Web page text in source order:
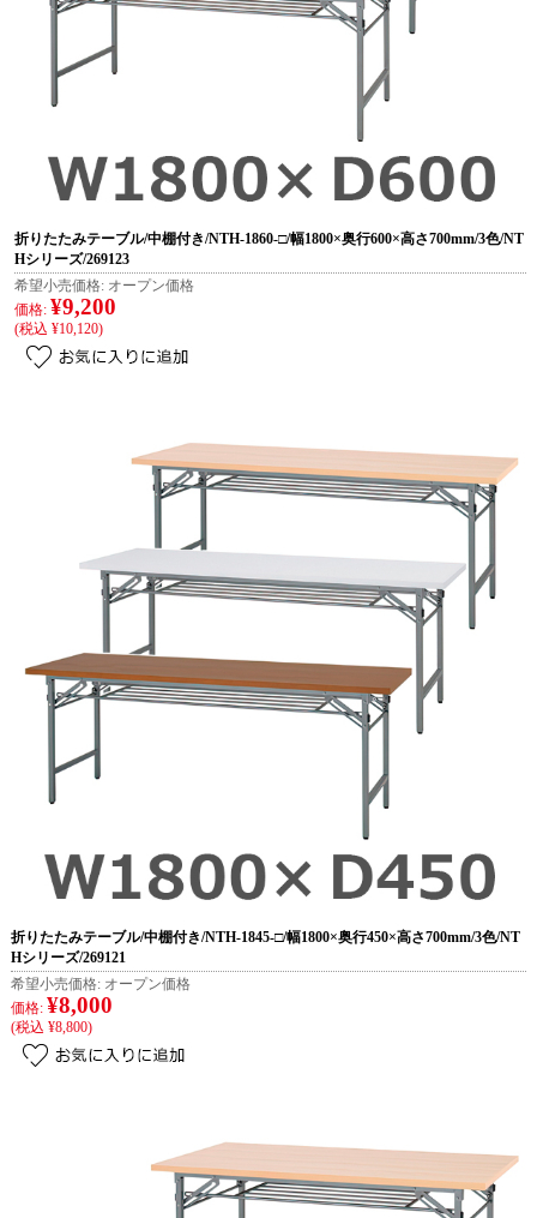
折りたたみテーブル/中棚付き/NTH-1860-□/幅1800×奥行600×高さ700mm/3色/NT
Hシリーズ/269123
希望小売価格: オープン価格
価格: ¥9,200
(税込 ¥10,120)
折りたたみテーブル/中棚付き/NTH-1845-□/幅1800×奥行450×高さ700mm/3色/NT
Hシリーズ/269121
希望小売価格: オープン価格
価格: ¥8,000
(税込 ¥8,800)